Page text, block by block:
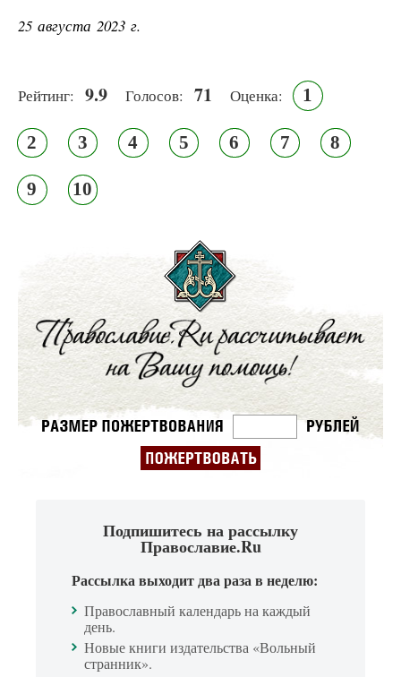
25 августа 2023 г.
Рейтинг: 9.9 Голосов: 71 Оценка: 1
2 3 4 5 6 7 8
9 10
Подпишитесь на рассылку
Православие.Ru
Рассылка выходит два раза в неделю:
Православный календарь на каждый
день.
Новые книги издательства «Вольный
странник».